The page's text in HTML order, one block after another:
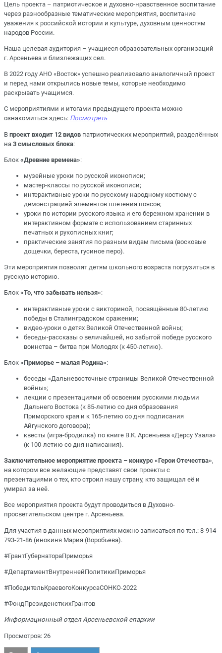
Цель проекта – патриотическое и духовно-нравственное воспитание
через разнообразные тематические мероприятия, воспитание
уважения к российской истории и культуре, духовным ценностям
народов России.
Наша целевая аудитория – учащиеся образовательных организаций
г. Арсеньева и близлежащих сел.
В 2022 году АНО «Восток» успешно реализовало аналогичный проект
и перед нами открылись новые темы, которые необходимо
раскрывать учащимся.
С мероприятиями и итогами предыдущего проекта можно
ознакомиться здесь: Посмотреть
В проект входит 12 видов патриотических мероприятий, разделённых
на 3 смысловых блока:
Блок «Древние времена»:
музейные уроки по русской иконописи;
мастер-классы по русской иконописи;
интерактивные уроки по русскому народному костюму с
демонстрацией элементов плетения поясов;
уроки по истории русского языка и его бережном хранении в
интерактивном формате с использованием старинных
печатных и рукописных книг;
практические занятия по разным видам письма (восковые
дощечки, береста, гусиное перо).
Эти мероприятия позволят детям школьного возраста погрузиться в
русскую историю.
Блок «То, что забывать нельзя»:
интерактивные уроки с викториной, посвящённые 80-летию
победы в Сталинградском сражении;
видео-уроки о детях Великой Отечественной войны;
беседы-рассказы о величайшей, но забытой победе русского
воинства – битва при Молодях (к 450-летию).
Блок «Приморье – малая Родина»:
беседы «Дальневосточные страницы Великой Отечественной
войны»;
лекции с презентациями об освоении русскими людьми
Дальнего Востока (к 85-летию со дня образования
Приморского края и к 165-летию со дня подписания
Айгунского договора);
квесты (игра-бродилка) по книге В.К. Арсеньева «Дерсу Узала»
(к 100-летию со дня написания).
Заключительное мероприятие проекта – конкурс «Герои Отечества»,
на котором все желающие представят свои проекты с
презентациями о тех, кто строил нашу страну, кто защищал её и
умирал за неё.
Все мероприятия проекта будут проводиться в Духовно-
просветительском центре г. Арсеньева.
Для участия в данных мероприятиях можно записаться по тел.: 8-914-
793-21-86 (инокиня Мария (Воробьева).
#ГрантГубернатораПриморья
#ДепартаментВнутреннейПолитикиПриморья
#ПобедительКраевогоКонкурсаСОНКО-2022
#ФондПрезиденсткихГрантов
Информационный отдел Арсеньевской епархии
Просмотров: 26